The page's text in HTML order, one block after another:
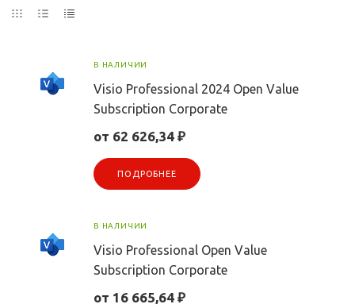
В НАЛИЧИИ
Visio Professional 2024 Open Value
Subscription Corporate
от 62 626,34 ₽
ПОДРОБНЕЕ
В НАЛИЧИИ
Visio Professional Open Value
Subscription Corporate
от 16 665,64 ₽